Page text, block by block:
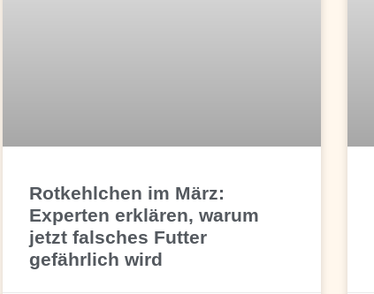
Rotkehlchen im März:
Experten erklären, warum
jetzt falsches Futter
gefährlich wird